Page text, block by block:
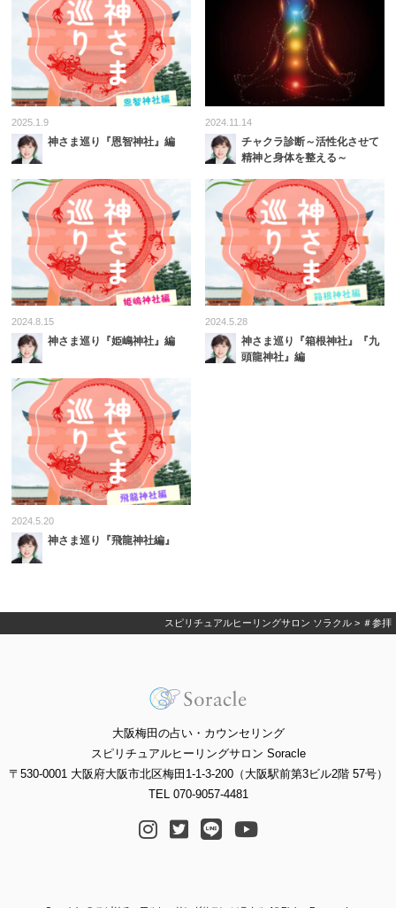
2025.1.9
神さま巡り『恩智神社』編
2024.11.14
チャクラ診断～活性化させて
精神と身体を整える～
2024.8.15
神さま巡り『姫嶋神社』編
2024.5.28
神さま巡り『箱根神社』『九
頭龍神社』編
2024.5.20
神さま巡り『飛龍神社編』
スピリチュアルヒーリングサロン ソラクル > ＃参拝
大阪梅田の占い・カウンセリング
スピリチュアルヒーリングサロン Soracle
〒530-0001 大阪府大阪市北区梅田1-1-3-200（大阪駅前第3ビル2階 57号）
TEL 070-9057-4481